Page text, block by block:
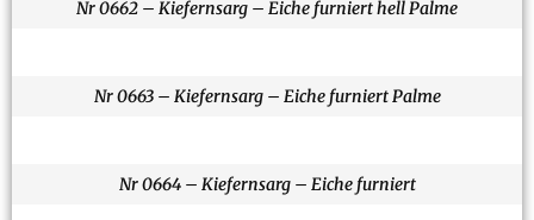
Nr 0662 – Kiefernsarg – Eiche furniert hell Palme
Nr 0663 – Kiefernsarg – Eiche furniert Palme
Nr 0664 – Kiefernsarg – Eiche furniert